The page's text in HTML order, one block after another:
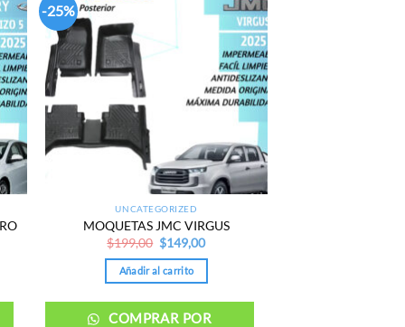
-25%
Add to
wishlist
UNCATEGORIZED
MOQUETAS JMC VIRGUS
$199,00 Original
price
was:
$199,00.
$149,00Current
is:
Añadir al carrito
COMPRAR POR